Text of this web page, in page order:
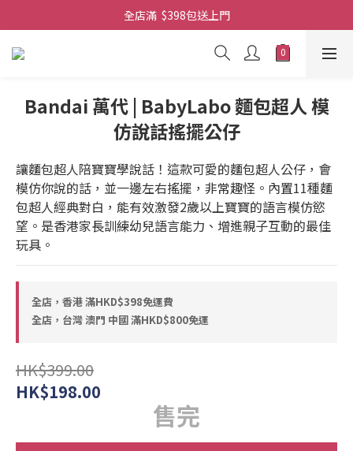
全店滿  $398包送上門
全店滿  $398包送上門
免費-簡單設計 禮卡 - 資料請在訂單上備注
Bandai 萬代 | BabyLabo 麵包超人 模
仿說話搖擺公仔
讓麵包超人陪寶寶學說話！這款可愛的麵包超人公仔，會
模仿你說的話，並一邊左右搖擺，非常趣怪。內置11種麵
包超人經典對白，能有效激發2歲以上寶寶的語言模仿慾
望。是香港家長訓練幼兒語言能力、增進親子互動的最佳
玩具。
全店，香港 滿HKD$398免運費
全店，台灣 澳門 中國 滿HKD$800免運
HK$399.00
HK$198.00
售完